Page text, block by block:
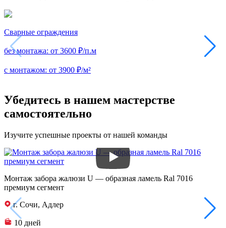
Сварные ограждения
без монтажа: от 3600 ₽/п.м
с монтажом: от 3900 ₽/м²
Убедитесь в нашем мастерстве
самостоятельно
Изучите успешные проекты от нашей команды
Монтаж забора жалюзи U — образная ламель Ral 7016
премиум сегмент
г. Сочи, Адлер
10 дней